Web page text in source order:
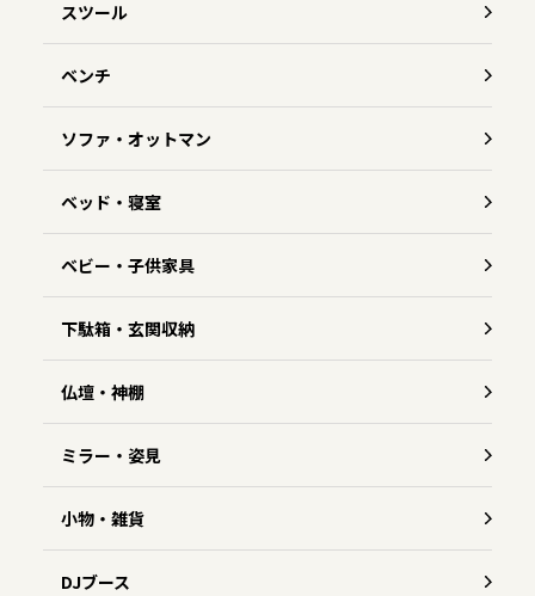
スツール
ベンチ
ソファ・オットマン
ベッド・寝室
ベビー・子供家具
下駄箱・玄関収納
仏壇・神棚
ミラー・姿見
小物・雑貨
DJブース